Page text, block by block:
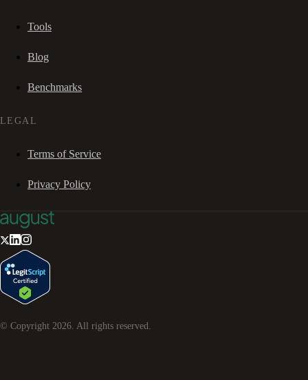
Tools
Blog
Benchmarks
LEGAL
Terms of Service
Privacy Policy
© Copyright 2026 . All rights reserved.